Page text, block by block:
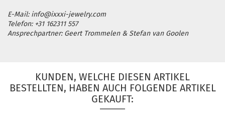
E-Mail: info@ixxxi-jewelry.com
Telefon: +31 162311 557
Ansprechpartner: Geert Trommelen & Stefan van Goolen
KUNDEN, WELCHE DIESEN ARTIKEL
BESTELLTEN, HABEN AUCH FOLGENDE ARTIKEL
GEKAUFT: